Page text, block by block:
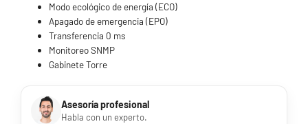
Modo ecológico de energía (ECO)
Apagado de emergencia (EPO)
Transferencia 0 ms
Monitoreo SNMP
Gabinete Torre
Asesoría profesional
Habla con un experto.